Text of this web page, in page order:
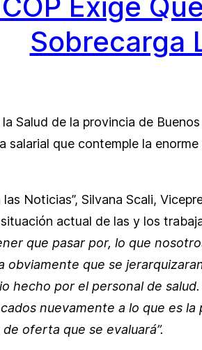
Sobrecarga
Salud de la provincia de
salarial que contemple la
Noticias”, Silvana Scali,
actual de las y los
que pasar por, lo que
obviamente que se
hecho por el personal de
nuevamente a lo que es
oferta que se evaluará”.